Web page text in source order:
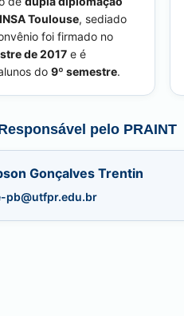
INSA Toulouse, sediado
foi firmado no
de 2017 e é
do 9º semestre.
pelo PRAINT
Gonçalves Trentin
pb@utfpr.edu.br